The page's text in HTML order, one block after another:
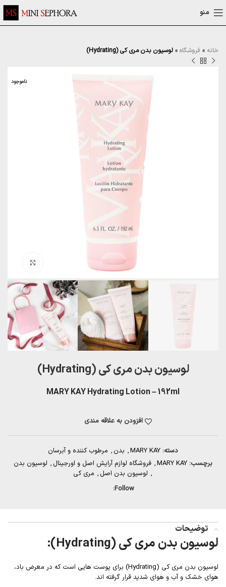
منو
خانه » فروشگاه » لوسیون بدن مری کی (Hydrating)
ناموجود
لوسیون بدن مری کی (Hydrating)
MARY KAY Hydrating Lotion – 192ml
افزودن به علاقه مندی
دسته: MARY KAY
, بدن , مرطوب کننده و آبرسان
برچسب: MARY KAY
, فروشگاه لوازم آرایش اصل و اورجینال , لوسیون بدن
, لوسیون بدن اصل , مری کی
Follow:
توضیحات
لوسیون بدن مری کی (Hydrating):
لوسیون بدن مری کی (Hydrating) برای پوست هایی است که در معرض باد،
هوای خشک و آب و هوای شدید قرار گرفته اند.